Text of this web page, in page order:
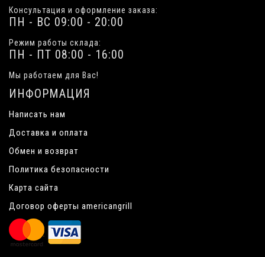
Консультация и оформление заказа:
ПН - ВС 09:00 - 20:00
Режим работы склада:
ПН - ПТ 08:00 - 16:00
Мы работаем для Вас!
ИНФОРМАЦИЯ
Написать нам
Доставка и оплата
Обмен и возврат
Политика безопасности
Карта сайта
Договор оферты americangrill